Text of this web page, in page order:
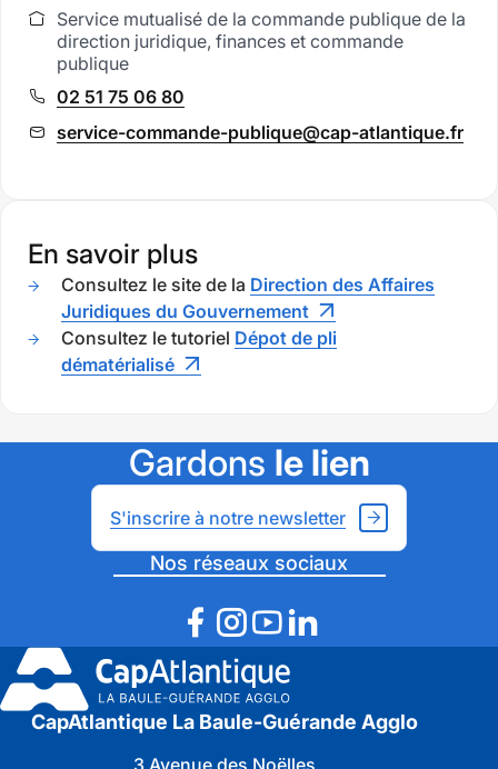
Service
Service mutualisé de la commande publique de la
direction juridique, finances et commande
publique
Téléphone
02 51 75 06 80
:
service-commande-publique@cap-atlantique.fr
En savoir plus
Consultez le site de la Direction des Affaires
Juridiques du Gouvernement
Consultez le tutoriel Dépot de pli
dématérialisé
Gardons le lien
S'inscrire à notre newsletter
Nos réseaux sociaux
CapAtlantique La Baule-Guérande Agglo